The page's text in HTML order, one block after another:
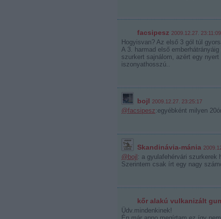
facsipesz 2009.12.27. 23:11:09
Hogyisvan? Az első 3 gól túl
A 3. harmad első
szurkert sajnálom, azért egy
iszonyathosszú..
bojl 2009.12.27. 23:25:17
@facsipesz:egyébként milyen
Skandinávia-mánia
@bojl : a gyulafehérvári szurkerek
Szerintem csak írt egy nagy
kőr alakú vulkanizált
Üdv.mindenkinek!